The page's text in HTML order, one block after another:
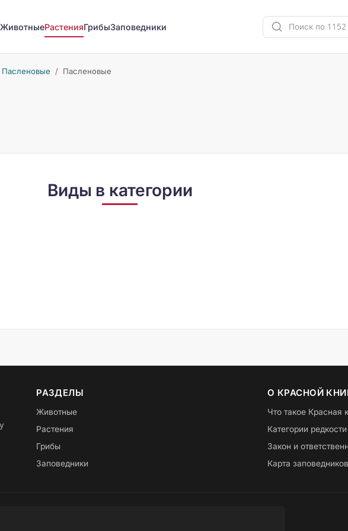
ЖивотныеРастенияГрибыЗаповедники
Пасленовые / Пасленовые
Виды в категории
РАЗДЕЛЫ
Животные
Растения
Грибы
Заповедники
О КРАСНОЙ
Что такое Красная
Категории
Закон и
Карта заповедников